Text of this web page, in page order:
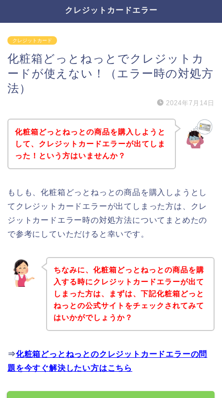
クレジットカードエラー
クレジットカード
化粧箱どっとねっとでクレジットカ
ードが使えない！（エラー時の対処方
法）
2024年7月14日
化粧箱どっとねっとの商品を購入しようと
して、クレジットカードエラーが出てしま
った！という方はいませんか？
もしも、化粧箱どっとねっとの商品を購入しようとし
てクレジットカードエラーが出てしまった方は、クレ
ジットカードエラー時の対処方法についてまとめたの
で参考にしていただけると幸いです。
ちなみに、化粧箱どっとねっとの商品を購
入する時にクレジットカードエラーが出て
しまった方は、まずは、下記化粧箱どっと
ねっとの公式サイトをチェックされてみて
はいかがでしょうか？
⇒化粧箱どっとねっとのクレジットカードエラーの問
題を今すぐ解決したい方はこちら